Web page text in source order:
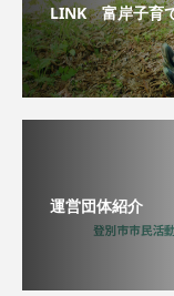
LINK 富岸子育
運営団体紹介